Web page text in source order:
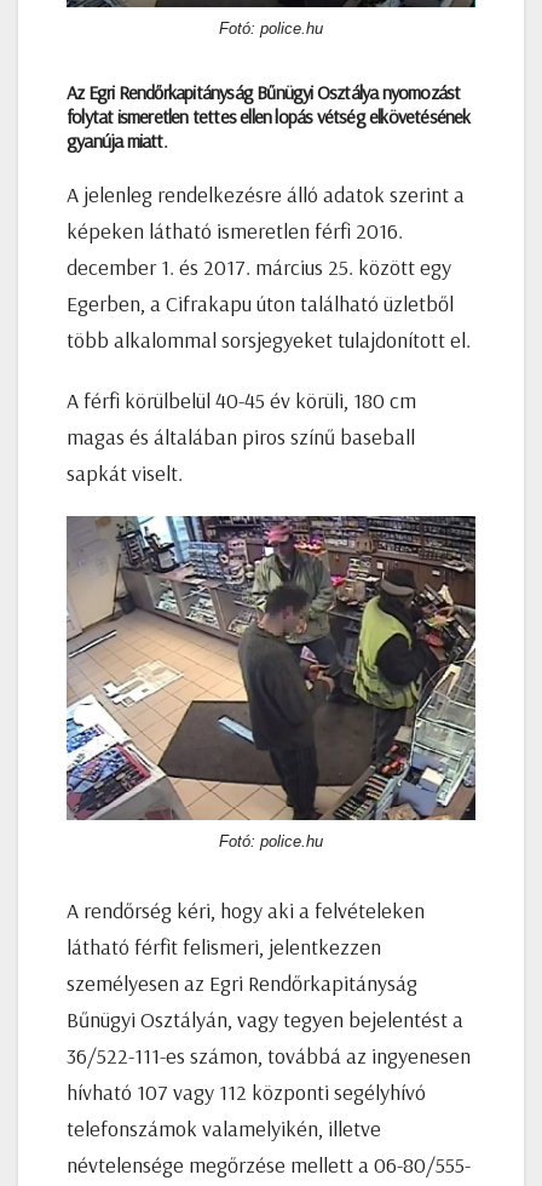
Fotó: police.hu
Az Egri Rendőrkapitányság Bűnügyi Osztálya nyomozást
folytat ismeretlen tettes ellen lopás vétség elkövetésének
gyanúja miatt.
A jelenleg rendelkezésre álló adatok szerint a
képeken látható ismeretlen férfi 2016.
december 1. és 2017. március 25. között egy
Egerben, a Cifrakapu úton található üzletből
több alkalommal sorsjegyeket tulajdonított el.
A férfi körülbelül 40-45 év körüli, 180 cm
magas és általában piros színű baseball
sapkát viselt.
Fotó: police.hu
A rendőrség kéri, hogy aki a felvételeken
látható férfit felismeri, jelentkezzen
személyesen az Egri Rendőrkapitányság
Bűnügyi Osztályán, vagy tegyen bejelentést a
36/522-111-es számon, továbbá az ingyenesen
hívható 107 vagy 112 központi segélyhívó
telefonszámok valamelyikén, illetve
névtelensége megőrzése mellett a 06-80/555-